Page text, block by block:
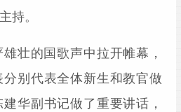
主持。
壮的国歌声中拉开帷幕，
别代表全体新生和教官做
建华副书记做了重要讲话，